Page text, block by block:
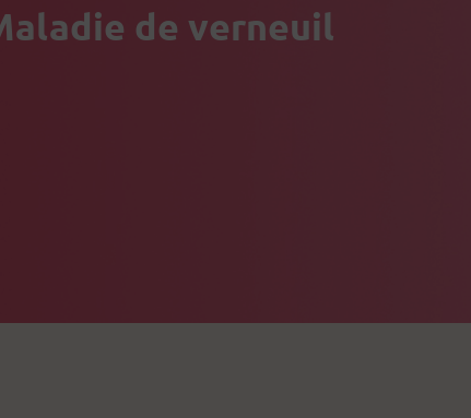
de verneuil